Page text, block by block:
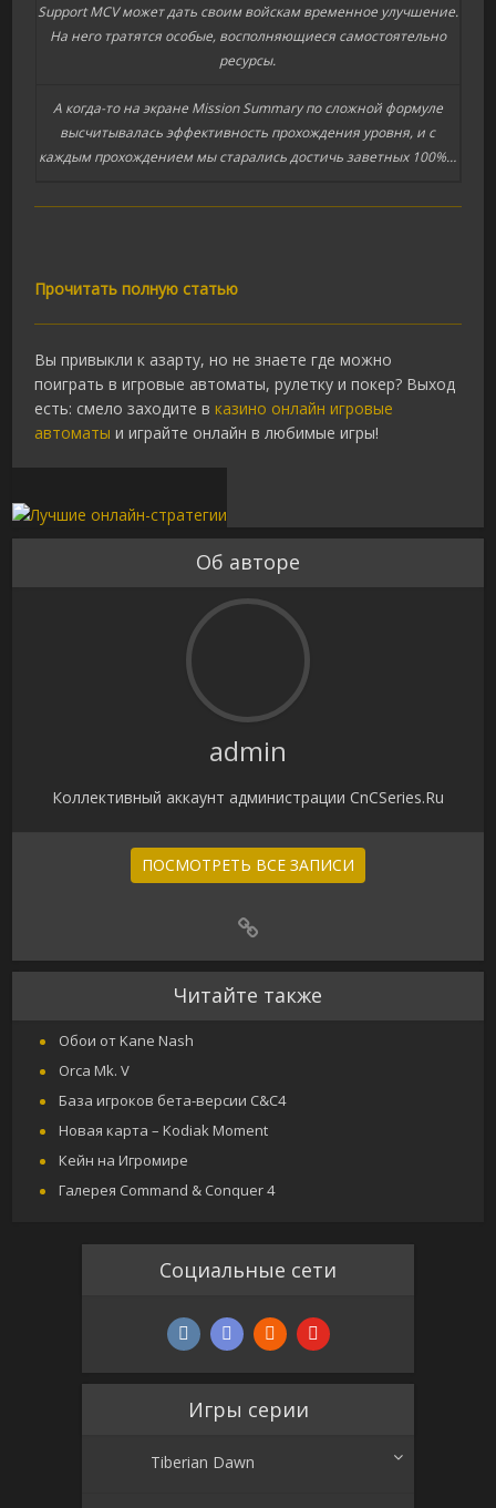
Support MCV может дать своим войскам временное улучшение.
На него тратятся особые, восполняющиеся самостоятельно
ресурсы.
А когда-то на экране Mission Summary по сложной формуле
высчитывалась эффективность прохождения уровня, и с
каждым прохождением мы старались достичь заветных 100%…
Прочитать полную статью
Вы привыкли к азарту, но не знаете где можно
поиграть в игровые автоматы, рулетку и покер? Выход
есть: смело заходите вказино онлайн игровые
автоматы и играйте онлайн в любимые игры!
Об авторе
admin
Коллективный аккаунт администрации CnCSeries.Ru
ПОСМОТРЕТЬ ВСЕ ЗАПИСИ
Читайте также
Обои от Kane Nash
Orca Mk. V
База игроков бета-версии C&C4
Новая карта – Kodiak Moment
Кейн на Игромире
Галерея Command & Conquer 4
Социальные сети
Игры серии
Tiberian Dawn